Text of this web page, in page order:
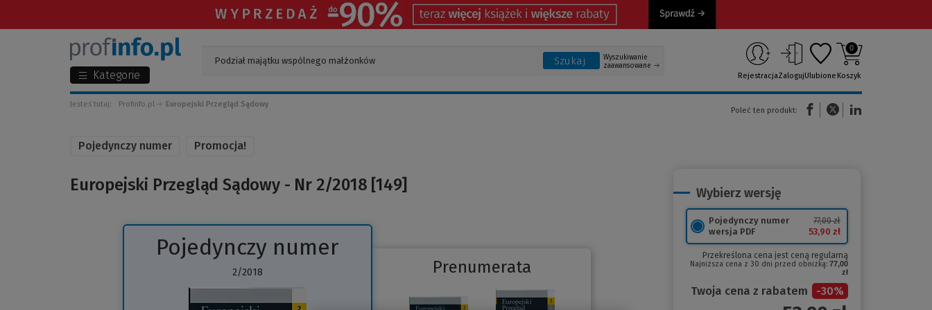
Kategorie
Szukaj
Wyszukiwanie
zaawansowane
RejestracjaZalogujUlubione
0
Koszyk
Jesteś tutaj: Profinfo.pl Europejski Przegląd Sądowy
Poleć ten produkt:
(Nowe okno)(Link do innej strony)
Pojedynczy numer Promocja!
Europejski Przegląd Sądowy - Nr 2/2018 [149]
Pojedynczy numer
2/2018 Prenumerata
Wybierz wersję
Pojedynczy numer
wersja PDF
77,00 zł
53,90 zł
Przekreślona cena jest ceną regularną
Najniższa cena z 30 dni przed obniżką: 77,00
zł
Twoja cena z rabatem -30%